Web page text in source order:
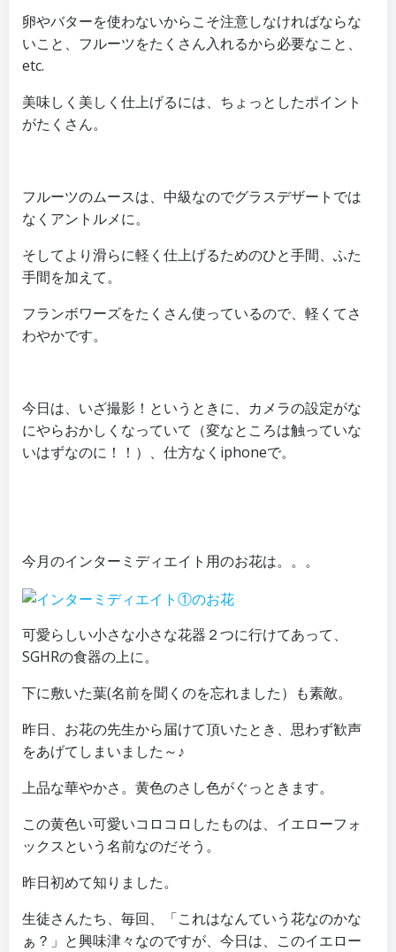
卵やバターを使わないからこそ注意しなければならな
いこと、フルーツをたくさん入れるから必要なこと、
etc.
美味しく美しく仕上げるには、ちょっとしたポイント
がたくさん。
フルーツのムースは、中級なのでグラスデザートでは
なくアントルメに。
そしてより滑らに軽く仕上げるためのひと手間、ふた
手間を加えて。
フランボワーズをたくさん使っているので、軽くてさ
わやかです。
今日は、いざ撮影！というときに、カメラの設定がな
にやらおかしくなっていて（変なところは触っていな
いはずなのに！！）、仕方なくiphoneで。
今月のインターミディエイト用のお花は。。。
可愛らしい小さな小さな花器２つに行けてあって、
SGHRの食器の上に。
下に敷いた葉(名前を聞くのを忘れました）も素敵。
昨日、お花の先生から届けて頂いたとき、思わず歓声
をあげてしまいました～♪
上品な華やかさ。黄色のさし色がぐっときます。
この黄色い可愛いコロコロしたものは、イエローフォ
ックスという名前なのだそう。
昨日初めて知りました。
生徒さんたち、毎回、「これはなんていう花なのかな
ぁ？」と興味津々なのですが、今日は、このイエロー